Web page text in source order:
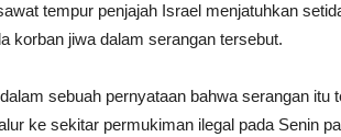
tempur penjajah Israel menjatuhkan
korban jiwa dalam serangan tersebut.
sebuah pernyataan bahwa serangan itu
ke sekitar permukiman ilegal pada Senin